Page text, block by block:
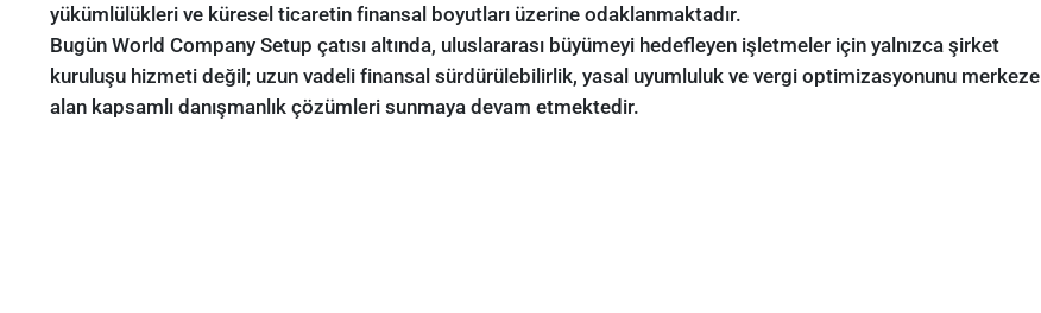
yükümlülükleri ve küresel ticaretin finansal boyutları üzerine odaklanmaktadır.
Bugün World Company Setup çatısı altında, uluslararası büyümeyi hedefleyen işletmeler için yalnızca şirket
kuruluşu hizmeti değil; uzun vadeli finansal sürdürülebilirlik, yasal uyumluluk ve vergi optimizasyonunu merkeze
alan kapsamlı danışmanlık çözümleri sunmaya devam etmektedir.